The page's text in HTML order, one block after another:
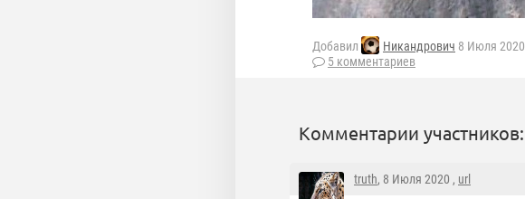
Добавил Никандрович 8 Июля 2020
5 комментариев
Комментарии участников:
truth, 8 Июля 2020 , url